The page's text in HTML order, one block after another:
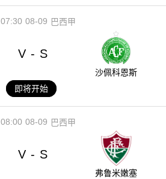
08-09
07:30 巴西甲
V - S
沙佩科恩斯
即将开始
08-09
08:00 巴西甲
V - S
弗鲁米嫩塞